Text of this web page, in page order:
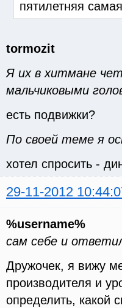
пятилетняя
tormozit
Я их в хитмане
мальчиковыми
есть подвижки?
По своей теме я
хотел спросить -
29-11-2012
%username%
сам себе и
Дружочек, я вижу
производителя и
определить, какой